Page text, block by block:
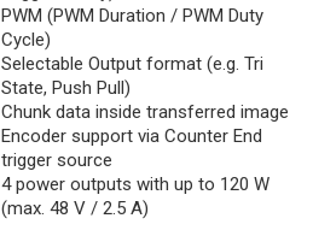
PWM (PWM Duration / PWM Duty
Cycle)
Selectable Output format (e.g. Tri
State, Push Pull)
Chunk data inside transferred image
Encoder support via Counter End
trigger source
4 power outputs with up to 120 W
(max. 48 V / 2.5 A)